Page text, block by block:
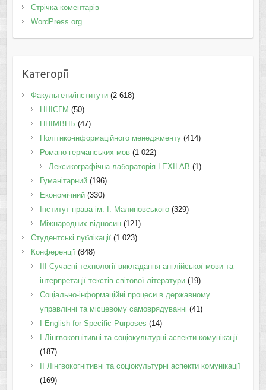
Стрічка коментарів
WordPress.org
Категорії
Факультети/інститути(2 618)
ННІСГМ (50)
ННІМВНБ (47)
Політико-інформаційного менеджменту(414)
Романо-германських мов(1 022)
Лексикографічна лабораторія LEXILAB (1)
Гуманітарний(196)
Економічний(330)
Інститут права ім. І. Малиновського(329)
Міжнародних відносин(121)
Студентські публікації(1 023)
Конференції(848)
III Сучасні технології викладання англійської мови та
інтерпретації текстів світової літератури(19)
Соціально-інформаційні процеси в державному
управлінні та місцевому самоврядуванні (41)
І English for Specific Purposes (14)
I Лінгвокогнітивні та соціокультурні аспекти комунікації
(187)
IІ Лінгвокогнітивні та соціокультурні аспекти комунікації
(169)